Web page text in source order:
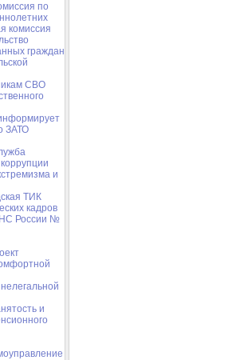
по
комиссия
граждан
СВО
ЗАТО
и
ТИК
кадров
России №
и